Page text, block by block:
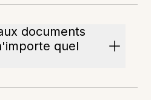
documents
quel